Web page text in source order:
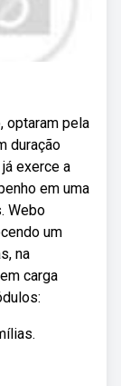
optaram pela
duração
exerce a
em uma
Webo
um
na
carga